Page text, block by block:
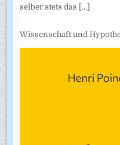
selber stets das [...]
Wissenschaft und